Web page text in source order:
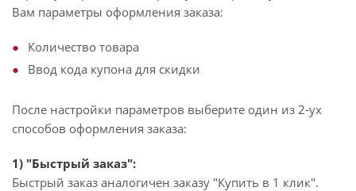
Вам параметры оформления заказа:
Количество товара
Ввод кода купона для скидки
После настройки параметров выберите один из 2-ух
способов оформления заказа:
1) "Быстрый заказ":
Быстрый заказ аналогичен заказу "Купить в 1 клик".